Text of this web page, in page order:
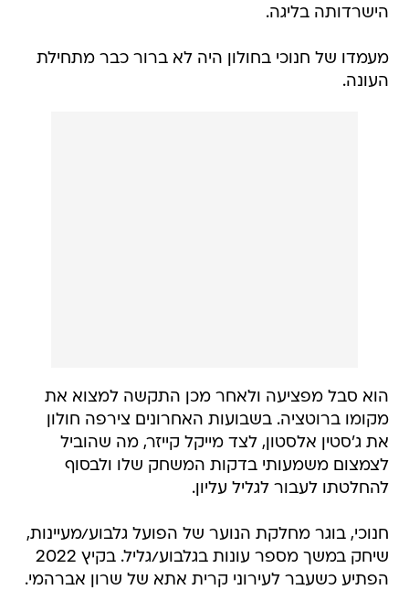
הישרדותה בליגה.
מעמדו של חנוכי בחולון היה לא ברור כבר מתחילת
העונה.
הוא סבל מפציעה ולאחר מכן התקשה למצוא את
מקומו ברוטציה. בשבועות האחרונים צירפה חולון
את ג'סטין אלסטון, לצד מייקל קייזר, מה שהוביל
לצמצום משמעותי בדקות המשחק שלו ולבסוף
להחלטתו לעבור לגליל עליון.
חנוכי, בוגר מחלקת הנוער של הפועל גלבוע/מעיינות,
שיחק במשך מספר עונות בגלבוע/גליל. בקיץ 2022
הפתיע כשעבר לעירוני קרית אתא של שרון אברהמי.